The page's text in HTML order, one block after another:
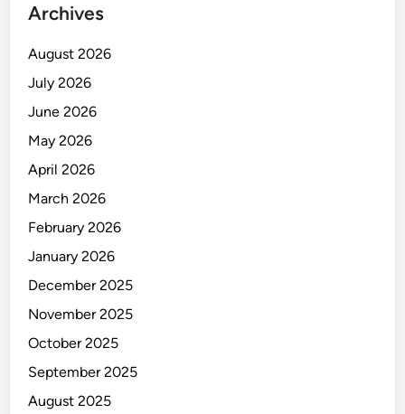
Archives
August 2026
July 2026
June 2026
May 2026
April 2026
March 2026
February 2026
January 2026
December 2025
November 2025
October 2025
September 2025
August 2025